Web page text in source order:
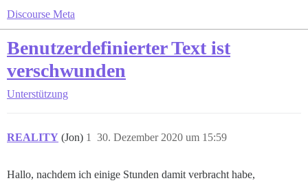
Discourse Meta
Benutzerdefinierter Text ist
verschwunden
Unterstützung
REALITY (Jon) 30. Dezember 2020 um 15:59
1
Hallo, nachdem ich einige Stunden damit verbracht habe,